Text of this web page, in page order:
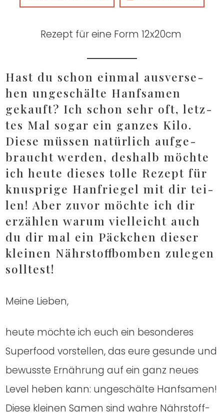
Rezept für eine Form 12x20cm
Hast du schon ein­mal aus­ver­se­
hen unge­schäl­te Hanf­sa­men
gekauft? Ich schon sehr oft, letz­
tes Mal sogar ein gan­zes Kilo.
Die­se müs­sen natür­lich auf­ge­
braucht wer­den, des­halb möch­te
ich heu­te die­ses tol­le Rezept für
knusp­ri­ge Han­frie­gel mit dir tei­
len! Aber zuvor möch­te ich dir
erzäh­len war­um viel­leicht auch
du dir mal ein Päck­chen die­ser
klei­nen Nähr­stoff­bom­ben zule­gen
soll­test!
Mei­ne Lie­ben,
heu­te möch­te ich euch ein beson­de­res
Super­food vor­stel­len, das eure gesun­de und
bewuss­te Ernäh­rung auf ein ganz neu­es
Level heben kann: unge­schäl­te Hanf­sa­men!
Die­se klei­nen Samen sind wah­re Nähr­stoff­